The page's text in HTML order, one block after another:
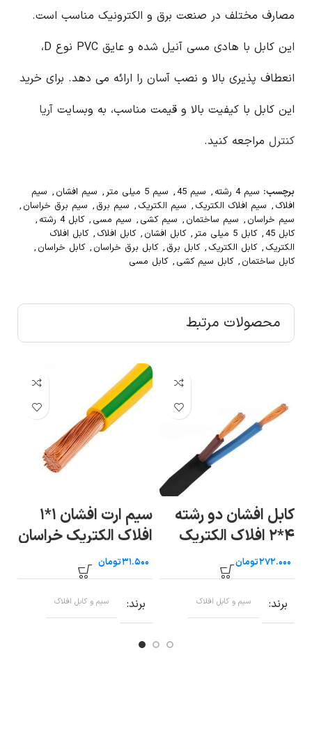
مصارف مختلف در صنعت برق و الکترونیک مناسب است.
این کابل با هادی مسی آنیل شده و عایق PVC نوع D،
انعطاف پذیری بالا و نصب آسان را ارائه می دهد. برای خرید
این کابل با کیفیت بالا و قیمت مناسب، به وبسایت آریا
کنترل مراجعه کنید.
برچسب: سیم 4 رشته , سیم 45 , سیم 5 میلی متر , سیم افشان , سیم
افلاک , سیم افلاک الکتریک , سیم الکتریک , سیم برق , سیم برق خراسان ,
سیم خراسان , سیم ساختمان , سیم کشی , سیم مسی , کابل 4 رشته
,
کابل 45
, کابل 5 میلی متر , کابل افشان , کابل افلاک , کابل افلاک
الکتریک , کابل الکتریک , کابل برق , کابل برق خراسان , کابل خراسان ,
کابل ساختمان , کابل سیم کشی , کابل مسی
محصولات مرتبط
کابل افشان دو رشته
۴*۲ افلاک الکتریک
خراسان (متری)
تومان
برند سیم و کابل افلاک
سیم ارت افشان ۱*۱
افلاک الکتریک خراسان
(متری)
تومان
برند سیم و کابل افلاک